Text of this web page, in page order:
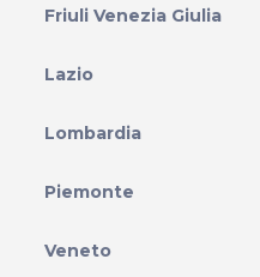
Friuli Venezia Giulia
Lazio
Lombardia
Piemonte
Veneto